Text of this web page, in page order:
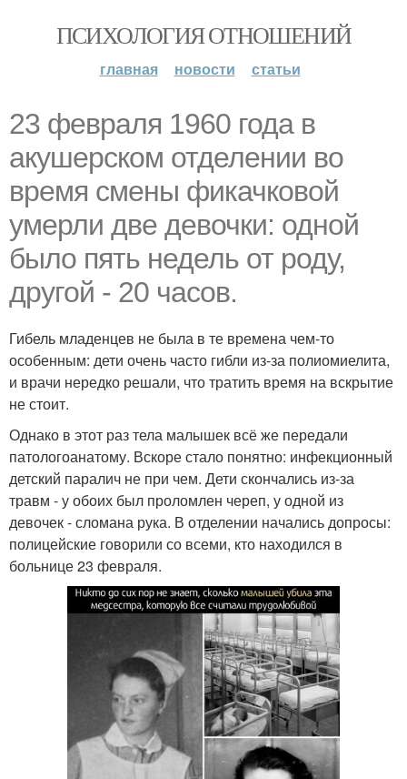
ПСИХОЛОГИЯ ОТНОШЕНИЙ
главная новости статьи
23 февраля 1960 года в
акушерском отделении во
время смены фикачковой
умерли две девочки: одной
было пять недель от роду,
другой - 20 часов.
Гибель младенцев не была в те времена чем-то
особенным: дети очень часто гибли из-за полиомиелита,
и врачи нередко решали, что тратить время на вскрытие
не стоит.
Однако в этот раз тела малышек всё же передали
патологоанатому. Вскоре стало понятно: инфекционный
детский паралич не при чем. Дети скончались из-за
травм - у обоих был проломлен череп, у одной из
девочек - сломана рука. В отделении начались допросы:
полицейские говорили со всеми, кто находился в
больнице 23 февраля.